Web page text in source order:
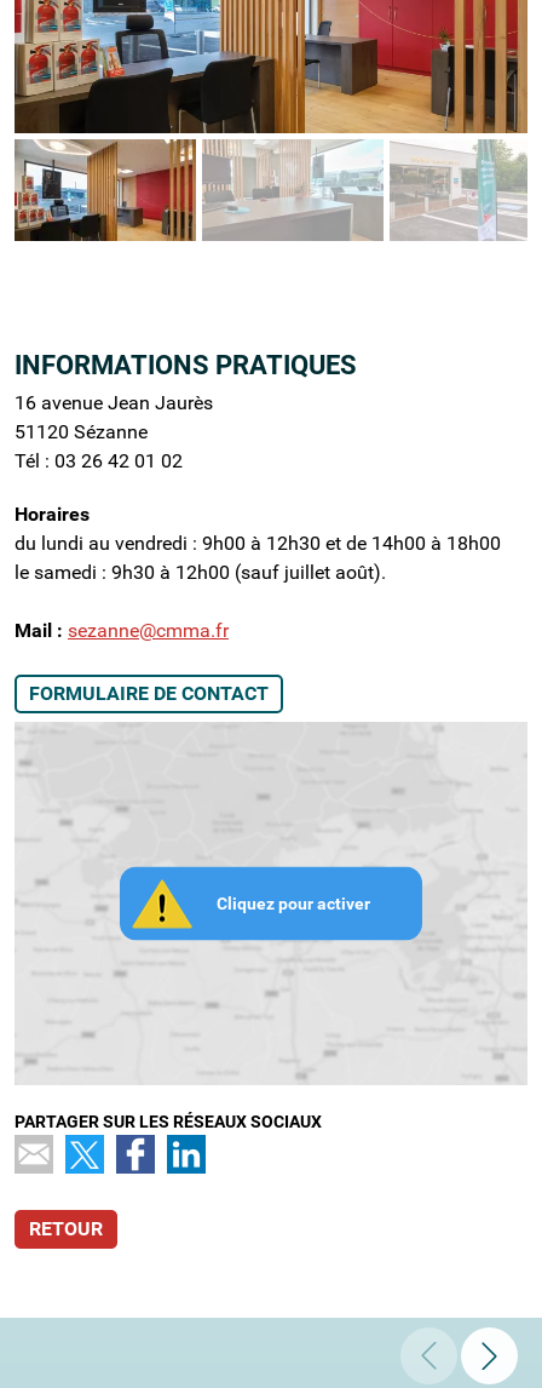
INFORMATIONS PRATIQUES
16 avenue Jean Jaurès
51120 Sézanne
Tél : 03 26 42 01 02
Horaires
du lundi au vendredi : 9h00 à 12h30 et de 14h00 à 18h00
le samedi : 9h30 à 12h00 (sauf juillet août).
Mail : sezanne@cmma.fr
FORMULAIRE DE CONTACT
Cliquez pour activer
PARTAGER SUR LES RÉSEAUX SOCIAUX
RETOUR